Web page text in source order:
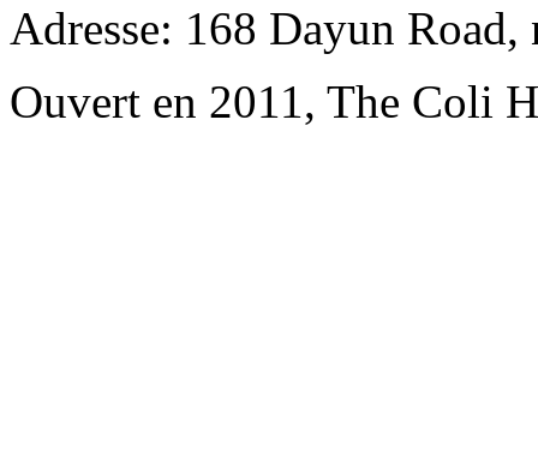
Adresse: 168 Dayun
Ouvert en 2011, The Coli